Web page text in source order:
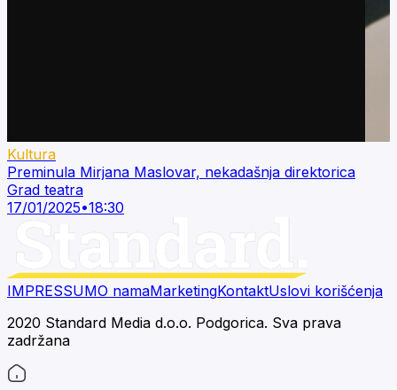
Kultura
Preminula Mirjana Maslovar, nekadašnja direktorica
Grad teatra
17/01/2025•18:30
IMPRESSUMO namaMarketingKontaktUslovi korišćenja
2020 Standard Media d.o.o. Podgorica. Sva prava
zadržana